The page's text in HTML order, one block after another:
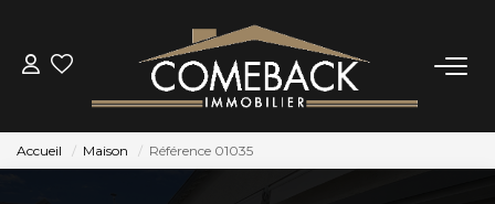
ACHETER
LOUER
Accueil Maison Référence 01035